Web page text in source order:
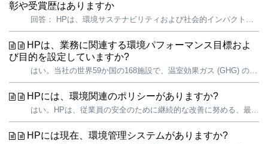
彰や受賞歴はありますか
回答： HPは、環境サステナビリティおよび社会的インパクトの分野におけるリーダー企業として高く評価されています。 当社では、サステナビリティを事業運営上の重要な指針の一つと位置付けており、事業やステークホルダーにとって特に重要な課題に注力しています。その取り組みは、さまざまな評価機関によるベンチマークや表...
HPは、業務に関連する環境パフォーマンス目標およ
び目的を設定していますか?
はい。当社の世界59か国の168施設で、温室効果ガス (GHG) の排出、エネルギーおよび水の取り込み、および廃棄物の発生を削減するための行動を実践しています。当社では、サステナブルな業務をモデル化することでも、当社の価値を行動で示し、業界をリードする取り組みを一例として、従業員、お客様、サプライヤー、訪問者な...
HPには、環境関連のポリシーがありますか?
はい。HPは、従業員の安全のために継続的な改善に努める、最先端の環境、健康、安全 (EHS) プログラムを提供することを約束します。当社は、資源消費、大気放出、排水など、当社のビジネスが環境に依存し、影響していることを認識しています。ライフサイクルを通して安全で環境に配慮した製品およびサービスを提供しながら、当...
HPには現在、環境管理システムがありますか?